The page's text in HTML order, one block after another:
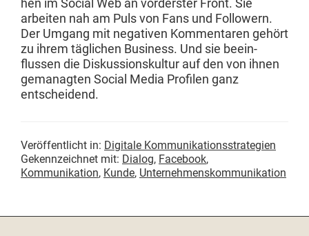
arbeit­en nah am Puls von Fans und Fol­low­ern.
Der Umgang mit neg­a­tiv­en Kom­mentaren gehört
zu ihrem täglichen Busi­ness. Und sie bee­in­
flussen die Diskus­sion­skul­tur auf den von ihnen
gem­anagten Social Media Pro­filen ganz
entscheidend.
Veröffentlicht in: Digitale Kommunikationsstrategien
Gekennzeichnet mit: Dialog, Facebook,
Kommunikation, Kunde, Unternehmenskommunikation